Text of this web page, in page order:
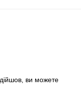
ви можете